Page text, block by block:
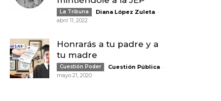
La Tribuna Diana López Zuleta -
abril 11, 2022
Honrarás a tu padre y a
tu madre
Cuestión Poder Cuestión Pública -
mayo 21, 2020